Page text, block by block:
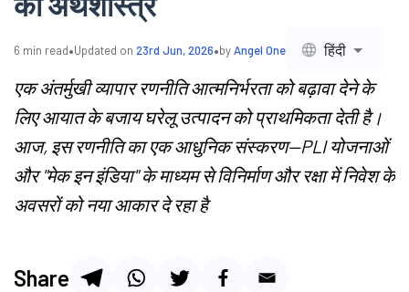
6 min read•Updated on 23rd Jun, 2026•byAngel One हिंदी
एक अंतर्मुखी व्यापार रणनीति आत्मनिर्भरता को बढ़ावा देने के
लिए आयात के बजाय घरेलू उत्पादन को प्राथमिकता देती है।
आज, इस रणनीति का एक आधुनिक संस्करण—PLI योजनाओं
और "मेक इन इंडिया" के माध्यम से विनिर्माण और रक्षा में निवेश के
अवसरों को नया आकार दे रहा है
Share